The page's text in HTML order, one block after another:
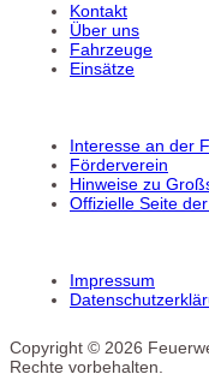
Kontakt
Über uns
Fahrzeuge
Einsätze
Interesse an der
Förderverein
Hinweise zu
Offizielle Seite
Impressum
Copyright © 2026
Rechte vorbehalten.